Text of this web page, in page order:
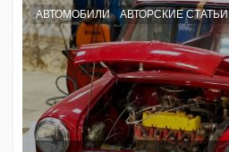
АВТОМОБИЛИ АВТОРСКИЕ СТАТЬИ